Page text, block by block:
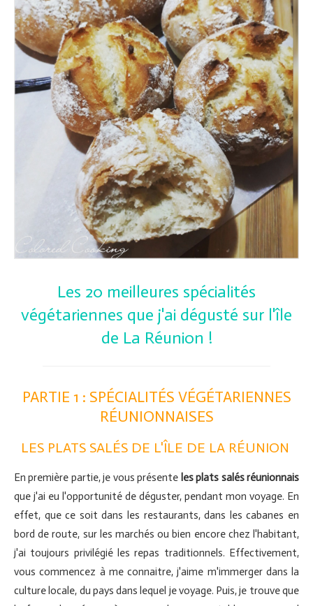
Les 20 meilleures spécialités
végétariennes que j'ai dégusté sur l'île
de La Réunion !
PARTIE 1 : SPÉCIALITÉS VÉGÉTARIENNES
RÉUNIONNAISES
LES PLATS SALÉS DE L'ÎLE DE LA RÉUNION
En première partie, je vous présente les plats salésréunionnais
que j'ai eu l'opportunité de déguster, pendant mon voyage. En
effet, que ce soit dans les restaurants, dans les cabanes en
bord de route, sur les marchés ou bien encore chez l'habitant,
j'ai toujours privilégié les repas traditionnels. Effectivement,
vous commencez à me connaitre, j'aime m'immerger dans la
culture locale, du pays dans lequel je voyage. Puis, je trouve que